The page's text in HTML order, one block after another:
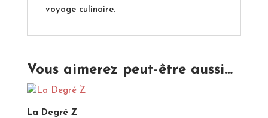
voyage culinaire.
Vous aimerez peut-être aussi…
La Degré Z